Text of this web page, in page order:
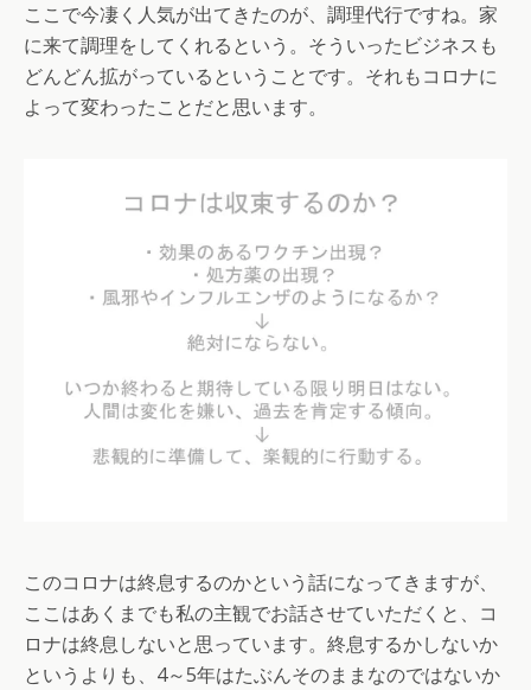
ここで今凄く人気が出てきたのが、調理代行ですね。家
に来て調理をしてくれるという。そういったビジネスも
どんどん拡がっているということです。それもコロナに
よって変わったことだと思います。
このコロナは終息するのかという話になってきますが、
ここはあくまでも私の主観でお話させていただくと、コ
ロナは終息しないと思っています。終息するかしないか
というよりも、4～5年はたぶんそのままなのではないか